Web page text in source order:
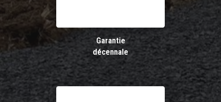
Garantie
décennale